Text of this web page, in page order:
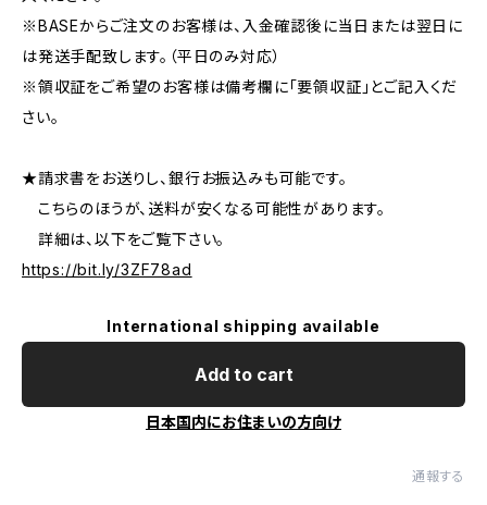
※BASEからご注文のお客様は、入金確認後に当日または翌日に
は発送手配致します。（平日のみ対応）
※領収証をご希望のお客様は備考欄に「要領収証」とご記入くだ
さい。
★請求書をお送りし、銀行お振込みも可能です。
こちらのほうが、送料が安くなる可能性があります。
詳細は、以下をご覧下さい。
https://bit.ly/3ZF78ad
International shipping available
Add to cart
日本国内にお住まいの方向け
通報する